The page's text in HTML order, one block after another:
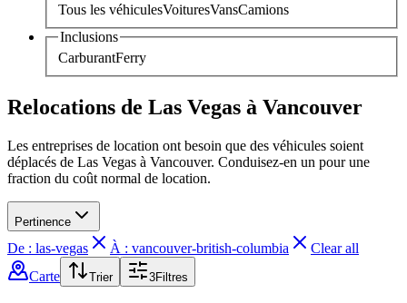
Tous les véhiculesVoituresVansCamions
Inclusions
CarburantFerry
Relocations de Las Vegas à Vancouver
Les entreprises de location ont besoin que des véhicules soient
déplacés de Las Vegas à Vancouver. Conduisez-en un pour une
fraction du coût normal de location.
Pertinence
De : las-vegas À : vancouver-british-columbia
Clear all
Carte
Trier 3Filtres